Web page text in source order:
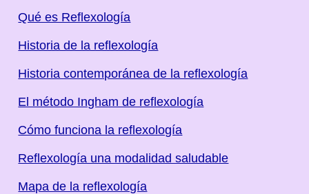
Qué es Reflexología
Historia de la reflexología
Historia contemporánea de la reflexología
El método Ingham de reflexología
Cómo funciona la reflexología
Reflexología una modalidad saludable
Mapa de la reflexología